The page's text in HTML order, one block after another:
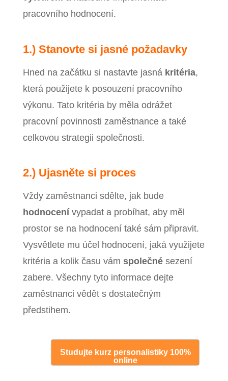
pracovního hodnocení.
1.) Stanovte si jasné požadavky
Hned na začátku si nastavte jasná kritéria,
která použijete k posouzení pracovního
výkonu. Tato kritéria by měla odrážet
pracovní povinnosti zaměstnance a také
celkovou strategii společnosti.
2.) Ujasněte si proces
Vždy zaměstnanci sdělte, jak bude
hodnocenívypadat a probíhat, aby měl
prostor se na hodnocení také sám připravit.
Vysvětlete mu účel hodnocení, jaká využijete
kritéria a kolik času vám společnésezení
zabere. Všechny tyto informace dejte
zaměstnanci vědět s dostatečným
předstihem.
Studujte kurz personalistiky 100%
online